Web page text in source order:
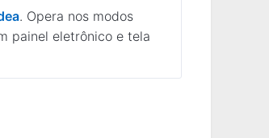
. Opera nos modos
painel eletrônico e tela